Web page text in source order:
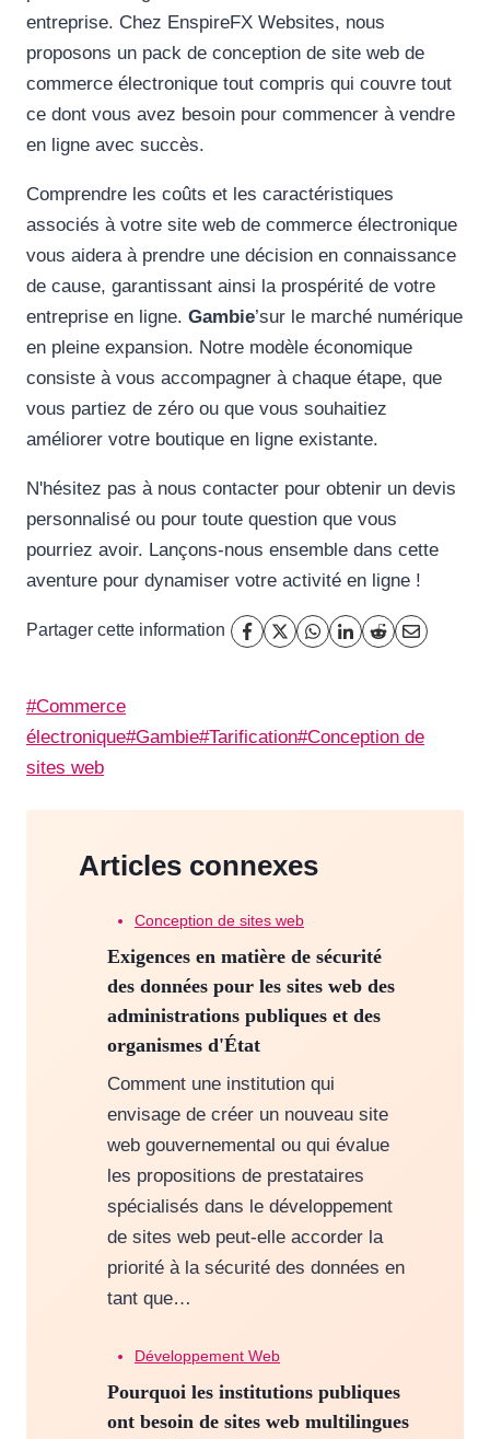
entreprise. Chez EnspireFX Websites, nous
proposons un pack de conception de site web de
commerce électronique tout compris qui couvre tout
ce dont vous avez besoin pour commencer à vendre
en ligne avec succès.
Comprendre les coûts et les caractéristiques
associés à votre site web de commerce électronique
vous aidera à prendre une décision en connaissance
de cause, garantissant ainsi la prospérité de votre
entreprise en ligne. Gambie’sur le marché numérique
en pleine expansion. Notre modèle économique
consiste à vous accompagner à chaque étape, que
vous partiez de zéro ou que vous souhaitiez
améliorer votre boutique en ligne existante.
N'hésitez pas à nous contacter pour obtenir un devis
personnalisé ou pour toute question que vous
pourriez avoir. Lançons-nous ensemble dans cette
aventure pour dynamiser votre activité en ligne !
Partager cette information
Étiquettes
de
la
#Commerce
électronique#Gambie#Tarification#Conception de
sites web
Articles connexes
Conception de sites web
Exigences en matière de sécurité
des données pour les sites web des
administrations publiques et des
organismes d'État
Comment une institution qui
envisage de créer un nouveau site
web gouvernemental ou qui évalue
les propositions de prestataires
spécialisés dans le développement
de sites web peut-elle accorder la
priorité à la sécurité des données en
tant que…
Développement Web
Pourquoi les institutions publiques
ont besoin de sites web multilingues